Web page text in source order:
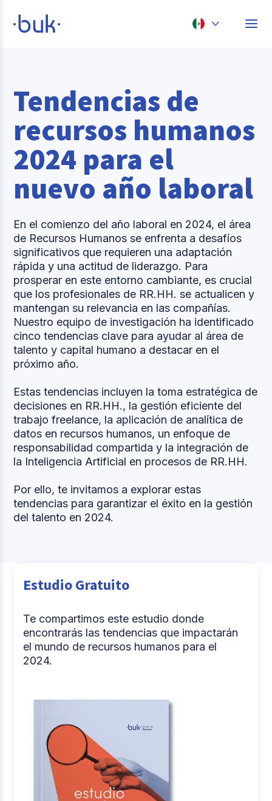
Perú
México
Brasil
Tendencias de
recursos humanos
2024 para el
nuevo año laboral
En el comienzo del año laboral en 2024, el área
de Recursos Humanos se enfrenta a desafíos
significativos que requieren una adaptación
rápida y una actitud de liderazgo. Para
prosperar en este entorno cambiante, es crucial
que los profesionales de RR.HH. se actualicen y
mantengan su relevancia en las compañías.
Nuestro equipo de investigación ha identificado
cinco tendencias clave para ayudar al área de
talento y capital humano a destacar en el
próximo año.
Estas tendencias incluyen la toma estratégica de
decisiones en RR.HH., la gestión eficiente del
trabajo freelance, la aplicación de analítica de
datos en recursos humanos, un enfoque de
responsabilidad compartida y la integración de
la Inteligencia Artificial en procesos de RR.HH.
Por ello, te invitamos a explorar estas
tendencias para garantizar el éxito en la gestión
del talento en 2024.
Estudio Gratuito
Te compartimos este estudio donde
encontrarás las tendencias que impactarán
el mundo de recursos humanos para el
2024.